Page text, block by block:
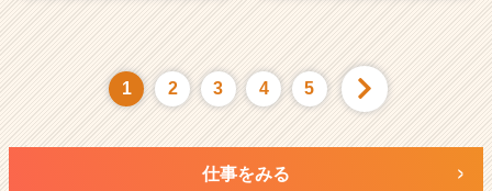
1 2 3 4 5
仕事をみる